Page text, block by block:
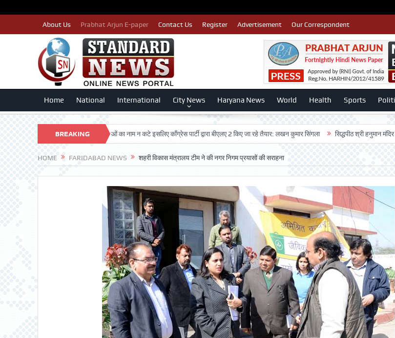
About Us Prabhat Arjun E-paper Contact Us Register Advertisement Our Correspondent
Home National International City News Haryana News World Health Sports
BREAKING
NEWS
TRUST पात्र मतदाताओं का नाम न कटे इसलिए काँग्रेस पार्टी द्वारा बीएलए 2 किए जा रहे तैयार: लखन कुमार सिंगला सिद्धपीठ श्री हनुमान मंदिर का 68वां
HOME FARIDABAD NEWS शहरी विकास मंत्रालय टीम ने की नगर निगम प्रयासों की सराहना